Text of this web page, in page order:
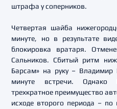
штрафа у соперников.
Четвертая шайба
минуте, но в результате
блокировка вратаря.
Сальников. Сбитый ритм
Барсам» на руку –
минуте встречи. Однако
трехкратное преимущество
исходе второго периода – по